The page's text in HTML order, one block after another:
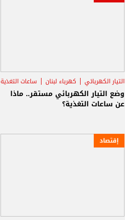
التيار الكهربائي كهرباء لبنان ساعات التغذية
وضع التيار الكهربائي مستقر.. ماذا
عن ساعات التغذية؟
إقتصاد